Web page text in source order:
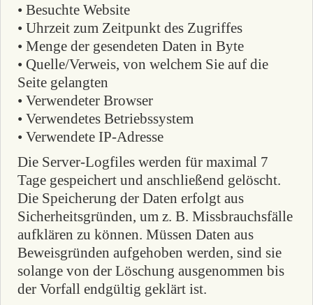
• Besuchte Website
• Uhrzeit zum Zeitpunkt des Zugriffes
• Menge der gesendeten Daten in Byte
• Quelle/Verweis, von welchem Sie auf die
Seite gelangten
• Verwendeter Browser
• Verwendetes Betriebssystem
• Verwendete IP-Adresse
Die Server-Logfiles werden für maximal 7
Tage gespeichert und anschließend gelöscht.
Die Speicherung der Daten erfolgt aus
Sicherheitsgründen, um z. B. Missbrauchsfälle
aufklären zu können. Müssen Daten aus
Beweisgründen aufgehoben werden, sind sie
solange von der Löschung ausgenommen bis
der Vorfall endgültig geklärt ist.